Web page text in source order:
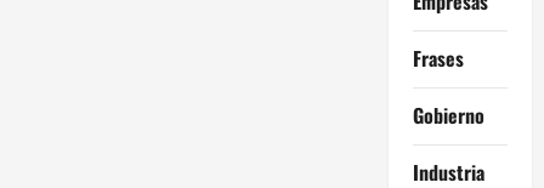
Frases
Gobierno
Industria